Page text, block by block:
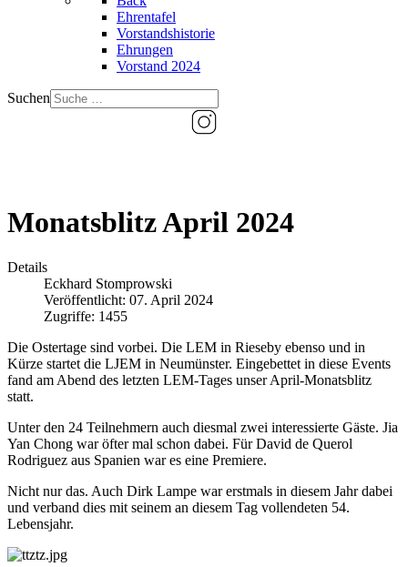
Ehrentafel
Vorstandshistorie
Ehrungen
Vorstand 2024
Suchen
Monatsblitz April 2024
Details
Eckhard Stomprowski
Veröffentlicht: 07. April 2024
Zugriffe: 1455
Die Ostertage sind vorbei. Die LEM in Rieseby ebenso und in
Kürze startet die LJEM in Neumünster. Eingebettet in diese Events
fand am Abend des letzten LEM-Tages unser April-Monatsblitz
statt.
Unter den 24 Teilnehmern auch diesmal zwei interessierte Gäste. Jia
Yan Chong war öfter mal schon dabei. Für David de Querol
Rodriguez aus Spanien war es eine Premiere.
Nicht nur das. Auch Dirk Lampe war erstmals in diesem Jahr dabei
und verband dies mit seinem an diesem Tag vollendeten 54.
Lebensjahr.